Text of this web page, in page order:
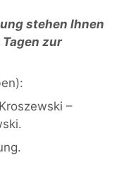
stehen Ihnen
zur
–